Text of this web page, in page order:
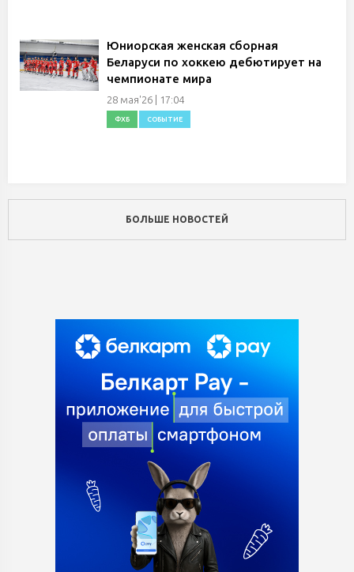
Юниорская женская сборная
Беларуси по хоккею дебютирует на
чемпионате мира
28 мая'26 | 17:04
ФХБ СОБЫТИЕ
БОЛЬШЕ НОВОСТЕЙ